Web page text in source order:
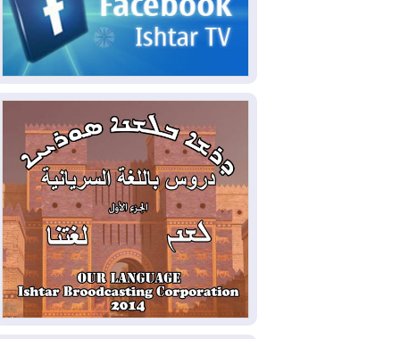
2026-08-05
حرائق فرنسا.. توقيف 402
شخص بينهم 156 قاصرا منذ بداية موسم
الحرائق
2026-08-04سومو: إنتاج النفط في إقليم
كوردستان انخفض إلى أقل من 10%
2026-08-04ملفات حقبة الكاظمي تعود إلى
الواجهة.. أنباء عن مراجعات قضائية
وتحقيقات أوسع في قضايا فساد
2026-08-04بيترو يشكو تزوير الانتخابات
الرئاسية ويحذر من "حرب أهلية" في
كولومبيا
2026-08-03رئيس إقليم كوردستان في